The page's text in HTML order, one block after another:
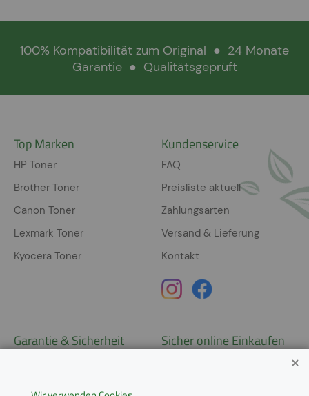
100% Kompatibilität zum Original ● 24 Monate
Garantie ● Qualitätsgeprüft
Top Marken
HP Toner
Brother Toner
Canon Toner
Lexmark Toner
Kyocera Toner
Kundenservice
FAQ
Preisliste aktuell
Zahlungsarten
Versand & Lieferung
Kontakt
Garantie & Sicherheit Sicher online Einkaufen